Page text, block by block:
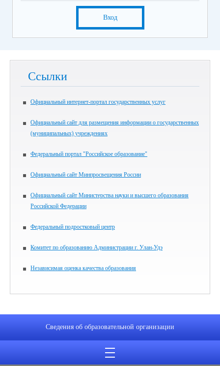
Вход
Ссылки
Официальный интернет-портал государственных услуг
Официальный сайт для размещения информации о государственных
(муниципальных) учреждениях
Федеральный портал "Российское образование"
Официальный сайт Минпросвещения России
Официальный сайт Министерства науки и высшего образования
Российской Федерации
Федеральный подростковый центр
Комитет по образованию Администрации г. Улан-Удэ
Независимая оценка качества образования
Сведения об образовательной организации